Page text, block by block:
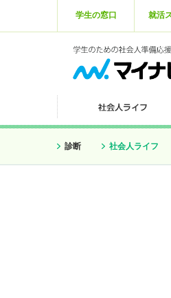
学生の窓口 就活
診断 社会人ライフ